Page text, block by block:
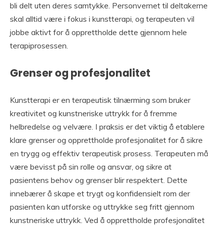
bli delt uten deres samtykke. Personvernet til deltakerne
skal alltid være i fokus i kunstterapi, og terapeuten vil
jobbe aktivt for å opprettholde dette gjennom hele
terapiprosessen.
Grenser og profesjonalitet
Kunstterapi er en terapeutisk tilnærming som bruker
kreativitet og kunstneriske uttrykk for å fremme
helbredelse og velvære. I praksis er det viktig å etablere
klare grenser og opprettholde profesjonalitet for å sikre
en trygg og effektiv terapeutisk prosess. Terapeuten må
være bevisst på sin rolle og ansvar, og sikre at
pasientens behov og grenser blir respektert. Dette
innebærer å skape et trygt og konfidensielt rom der
pasienten kan utforske og uttrykke seg fritt gjennom
kunstneriske uttrykk. Ved å opprettholde profesjonalitet